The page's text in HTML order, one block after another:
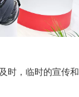
时，临时的宣传